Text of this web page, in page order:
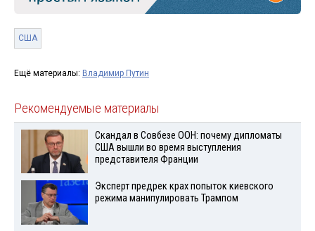
США
Ещё материалы: Владимир Путин
Рекомендуемые материалы
Скандал в Совбезе ООН: почему дипломаты
США вышли во время выступления
представителя Франции
Эксперт предрек крах попыток киевского
режима манипулировать Трампом